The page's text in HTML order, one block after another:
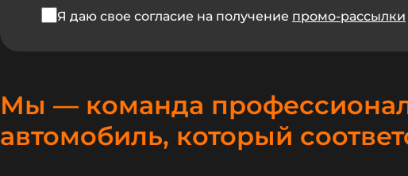
Я даю свое согласие на получение промо-рассылки
Мы — команда
автомобиль, который